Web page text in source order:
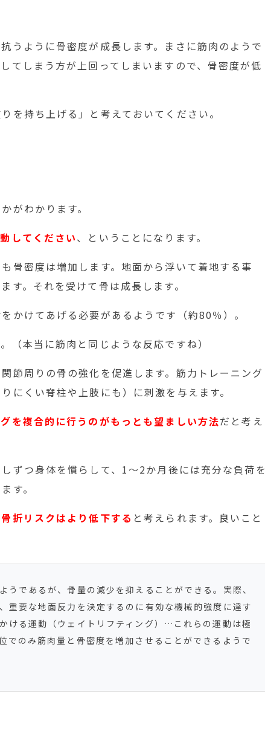
うように骨密度が成長します。まさに筋肉のようで
てしまう方が上回ってしまいますので、骨密度が低
を持ち上げる」と考えておいてください。
がわかります。
してください、ということになります。
骨密度は増加します。地面から浮いて着地する事
す。それを受けて骨は成長します。
かけてあげる必要があるようです（約80％）。
（本当に筋肉と同じような反応ですね）
節周りの骨の強化を促進します。筋力トレーニング
にくい脊柱や上肢にも）に刺激を与えます。
を複合的に行うのがもっとも望ましい方法だと考え
ずつ身体を慣らして、1～2か月後には充分な負荷を
す。
折リスクはより低下する と考えられます。良いこと
うであるが、骨量の減少を抑えることができる。実際、
重要な地面反力を決定するのに有効な機械的強度に達す
ける運動（ウェイトリフティング）…これらの運動は極
でのみ筋肉量と骨密度を増加させることができるようで